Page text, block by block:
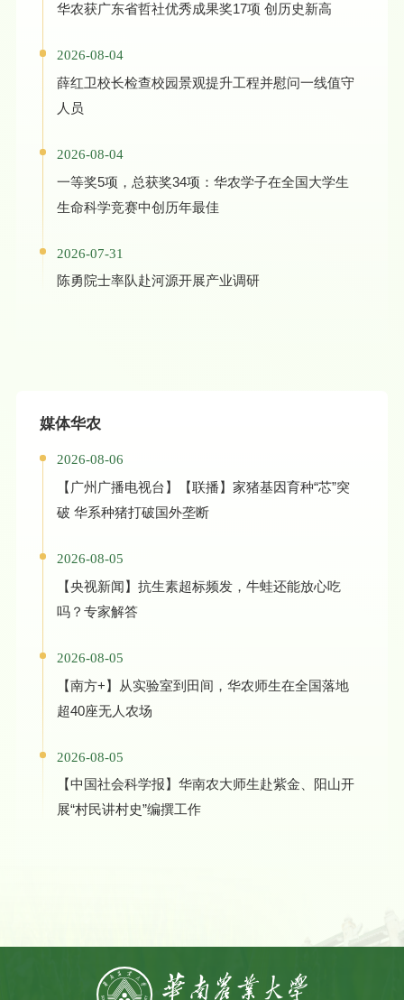
华农获广东省哲社优秀成果奖17项 创历史新高
2026-08-04
薛红卫校长检查校园景观提升工程并慰问一线值守
人员
2026-08-04
一等奖5项，总获奖34项：华农学子在全国大学生
生命科学竞赛中创历年最佳
2026-07-31
陈勇院士率队赴河源开展产业调研
媒体华农
2026-08-06
【广州广播电视台】【联播】家猪基因育种“芯”突
破 华系种猪打破国外垄断
2026-08-05
【央视新闻】抗生素超标频发，牛蛙还能放心吃
吗？专家解答
2026-08-05
【南方+】从实验室到田间，华农师生在全国落地
超40座无人农场
2026-08-05
【中国社会科学报】华南农大师生赴紫金、阳山开
展“村民讲村史”编撰工作